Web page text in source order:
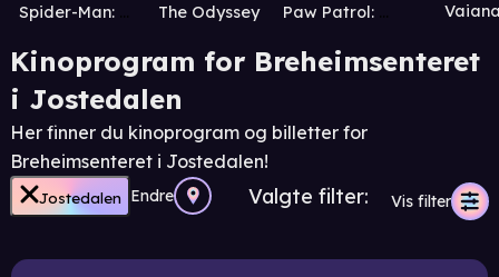
Spider-Man: Brand New Day The Odyssey Paw Patrol: Dinofilmen
Kinoprogram for Breheimsenteret
i Jostedalen
Her finner du kinoprogram og billetter for
Breheimsenteret i Jostedalen!
Jostedalen Endre Valgte filter: Vis filter